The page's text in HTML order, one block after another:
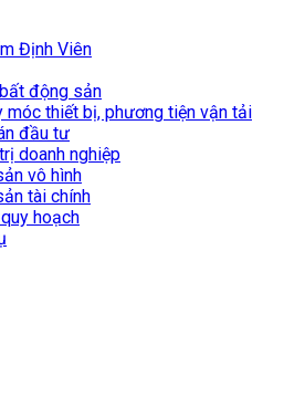
Định Viên
động sản
móc thiết bị, phương tiện vận tải
đầu tư
doanh nghiệp
vô hình
tài chính
hoạch